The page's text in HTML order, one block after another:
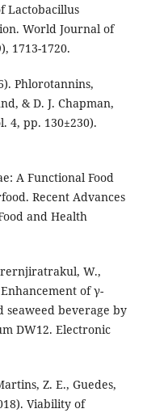
Lactobacillus
World Journal of
1713-1720.
Phlorotannins,
& D. J. Chapman,
4, pp. 130±230).
A Functional Food
Recent Advances
and Health
W.,
of γ-
beverage by
DW12. Electronic
Z. E., Guedes,
Viability of